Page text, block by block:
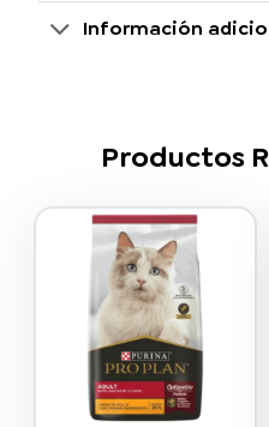
Información
Productos